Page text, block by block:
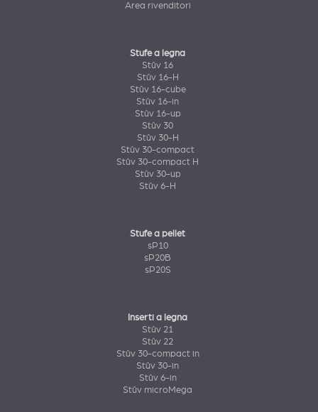
Area rivenditori
Stufe a legna
Stûv 16
Stûv 16-H
Stûv 16-cube
Stûv 16-in
Stûv 16-up
Stûv 30
Stûv 30-H
Stûv 30-compact
Stûv 30-compact H
Stûv 30-up
Stûv 6-H
Stufe a pellet
sP10
sP20B
sP20S
Inserti a legna
Stûv 21
Stûv 22
Stûv 30-compact in
Stûv 30-in
Stûv 6-in
Stûv microMega